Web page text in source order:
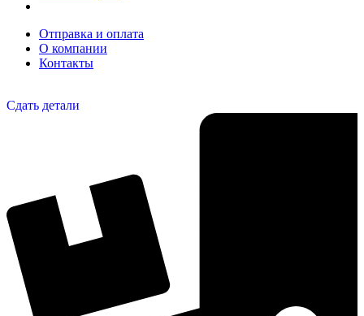
Отправка и оплата
О компании
Контакты
Сдать детали